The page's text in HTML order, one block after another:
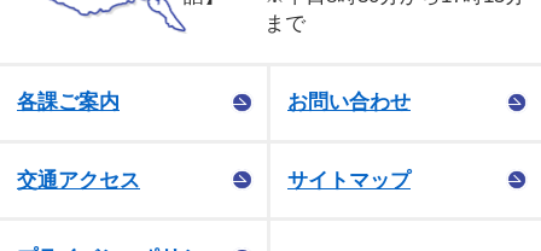
まで
各課ご案内 お問い合わせ
交通アクセス サイトマップ